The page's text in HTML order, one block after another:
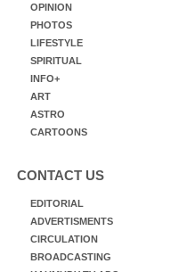
OPINION
PHOTOS
LIFESTYLE
SPIRITUAL
INFO+
ART
ASTRO
CARTOONS
CONTACT US
EDITORIAL
ADVERTISMENTS
CIRCULATION
BROADCASTING